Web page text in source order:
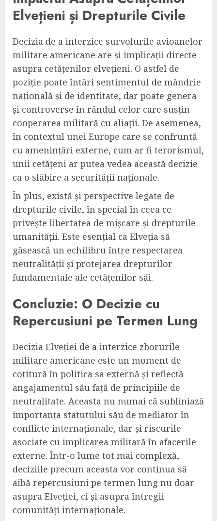
Elvețieni și Drepturile Civile
Decizia de a interzice survolurile avioanelor
militare americane are și implicații directe
asupra cetățenilor elvețieni. O astfel de
poziție poate întări sentimentul de mândrie
națională și de identitate, dar poate genera
și controverse în rândul celor care susțin
cooperarea militară cu aliații. De asemenea,
în contextul unei Europe care se confruntă
cu amenințări externe, cum ar fi terorismul,
unii cetățeni ar putea vedea această decizie
ca o slăbire a securității naționale.
În plus, există și perspective legate de
drepturile civile, în special în ceea ce
privește libertatea de mișcare și drepturile
umanității. Este esențial ca Elveția să
găsească un echilibru între respectarea
neutralității și protejarea drepturilor
fundamentale ale cetățenilor săi.
Concluzie: O Decizie cu
Repercusiuni pe Termen Lung
Decizia Elveției de a interzice zborurile
militare americane este un moment de
cotitură în politica sa externă și reflectă
angajamentul său față de principiile de
neutralitate. Aceasta nu numai că subliniază
importanța statutului său de mediator în
conflicte internaționale, dar și riscurile
asociate cu implicarea militară în afacerile
externe. Într-o lume tot mai complexă,
deciziile precum aceasta vor continua să
aibă repercusiuni pe termen lung nu doar
asupra Elveției, ci și asupra întregii
comunități internaționale.